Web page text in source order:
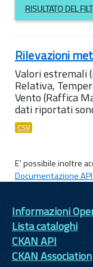
RISULTATO DEL
Rilevazioni
Valori estremali
Relativa,
Vento (Raffica
dati riportati
CSV
E' possibile inoltre
Documentazione API
Informazioni
Lista cataloghi
CKAN API
CKAN Association